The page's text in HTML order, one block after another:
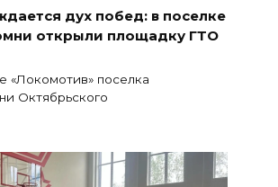
дух побед: в поселке
открыли площадку ГТО
«Локомотив» поселка
Октябрьского